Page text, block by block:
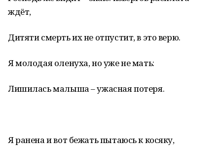
ждёт,
Дитяти смерть их не отпустит, в это верю.
Я молодая оленуха, но уже не мать:
Лишилась малыша – ужасная потеря.
Я ранена и вот бежать пытаюсь к косяку,